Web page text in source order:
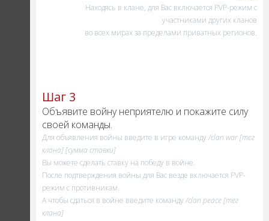
Находясь в клане, для Вас включается PVP-режим с
участниками других кланов
во всех мирах за пределами приватных регионов.
Шаг 3
Объявите войну неприятелю и покажите силу
своей команды.
Для объявления войны введите в игре команду/clan war [тег
клана] [сумма ставки]
Вы можете сделать ставку на победу в войне.
После подтверждения войны для Вас везде включается PVP-
режим с противникам.
А чтобы сдаться в войне введите команду/clan peace [тег
клана]